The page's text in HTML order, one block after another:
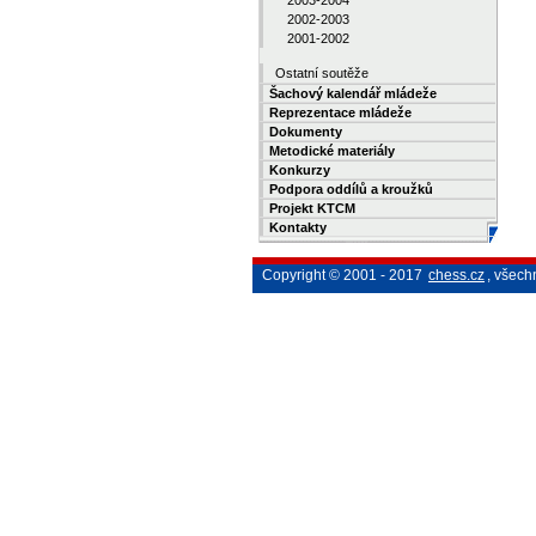
2002-2003
2001-2002
Ostatní soutěže
Šachový kalendář mládeže
Reprezentace mládeže
Dokumenty
Metodické materiály
Konkurzy
Podpora oddílů a kroužků
Projekt KTCM
Kontakty
Copyright © 2001 - 2017 chess.cz ,